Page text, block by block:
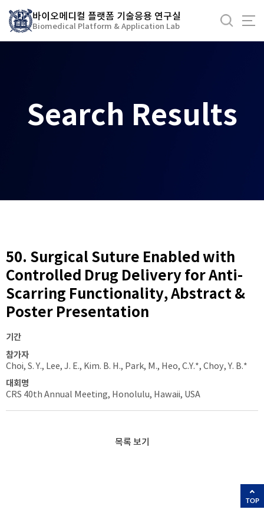
바이오메디컬 플랫폼 기술응용 연구실
Biomedical Platform & Application Lab
Search Results
50. Surgical Suture Enabled with
Controlled Drug Delivery for Anti-
Scarring Functionality, Abstract &
Poster Presentation
기간
참가자
Choi, S. Y., Lee, J. E., Kim. B. H., Park, M., Heo, C.Y.*, Choy, Y. B.*
대회명
CRS 40th Annual Meeting, Honolulu, Hawaii, USA
목록 보기
TOP